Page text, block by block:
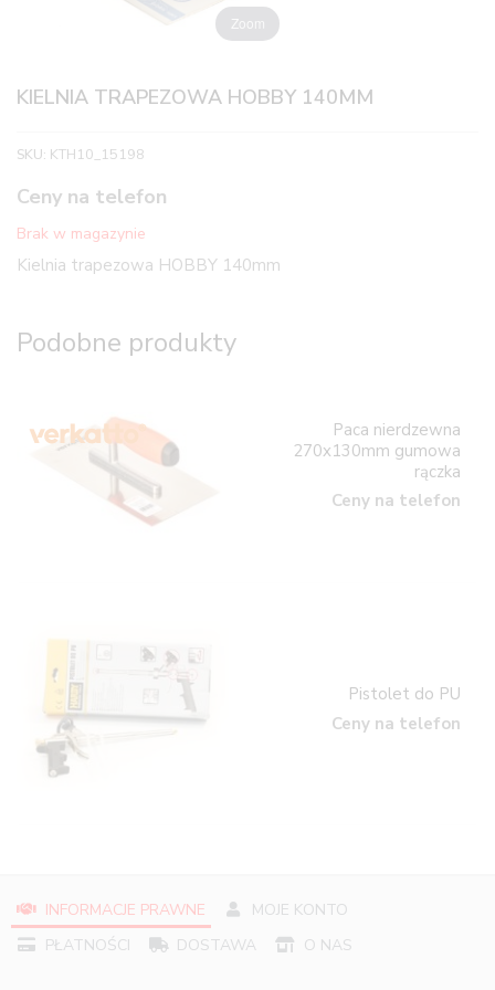
Zoom
KIELNIA TRAPEZOWA HOBBY 140MM
SKU: KTH10_15198
Ceny na telefon
Brak w magazynie
Kielnia trapezowa HOBBY 140mm
Podobne produkty
Paca nierdzewna
270x130mm gumowa
rączka
Ceny na telefon
Pistolet do PU
Ceny na telefon
INFORMACJE PRAWNE
MOJE KONTO
PŁATNOŚCI
DOSTAWA O NAS